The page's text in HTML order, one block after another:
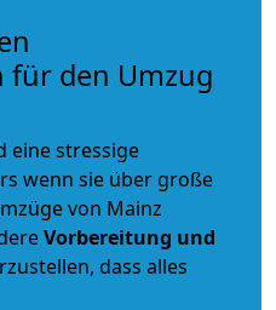
für den Umzug
eine stressige
wenn sie über große
von Mainz
Vorbereitung und
dass alles